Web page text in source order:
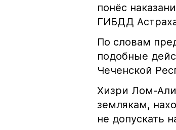
понёс
ГИБДД
По словам
подобные
Чеченской
Хизри Лом-
землякам,
не допускать